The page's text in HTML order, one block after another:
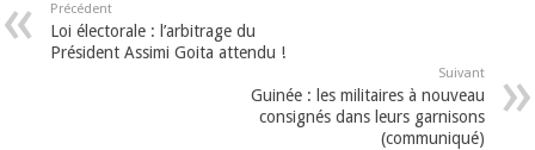
Précédent
Loi électorale : l’arbitrage du
Président Assimi Goita attendu !
Suivant
Guinée : les militaires à nouveau
consignés dans leurs garnisons
(communiqué)